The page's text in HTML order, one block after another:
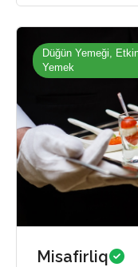
Henüz inceleme
Düğün Yemeği,
Yemek
Misafirliq